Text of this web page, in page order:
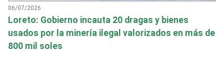
06/07/2026
Loreto: Gobierno incauta 20 dragas y bienes
usados por la minería ilegal valorizados en más de
800 mil soles